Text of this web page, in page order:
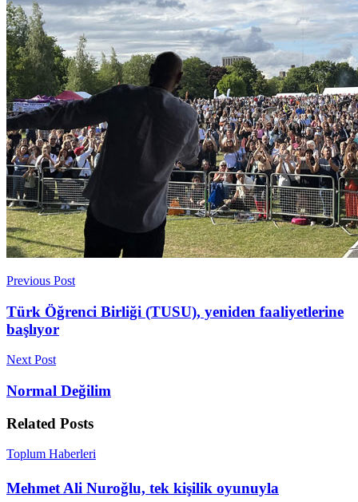
Previous Post
Türk Öğrenci Birliği (TUSU), yeniden faaliyetlerine
başlıyor
Next Post
Normal Değilim
Related Posts
Toplum Haberleri
Mehmet Ali Nuroğlu, tek kişilik oyunuyla